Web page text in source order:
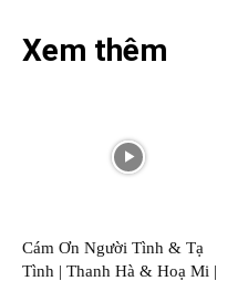
Xem thêm
Cám Ơn Người Tình & Tạ
Tình | Thanh Hà & Hoạ Mi |